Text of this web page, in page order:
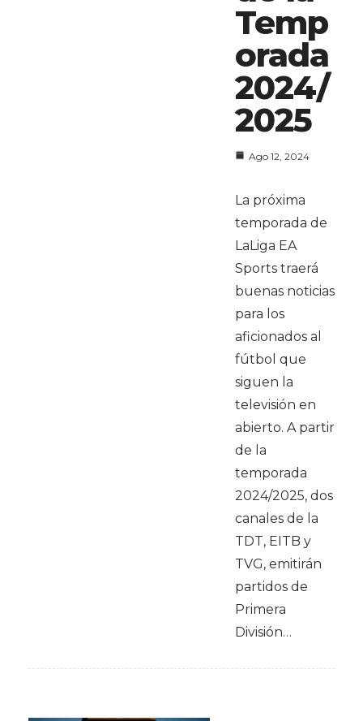
Temp
orada
2024/
2025
Ago 12, 2024
La próxima
temporada de
LaLiga EA
Sports traerá
buenas noticias
para los
aficionados al
fútbol que
siguen la
televisión en
abierto. A partir
de la
temporada
2024/2025, dos
canales de la
TDT, EITB y
TVG, emitirán
partidos de
Primera
División…